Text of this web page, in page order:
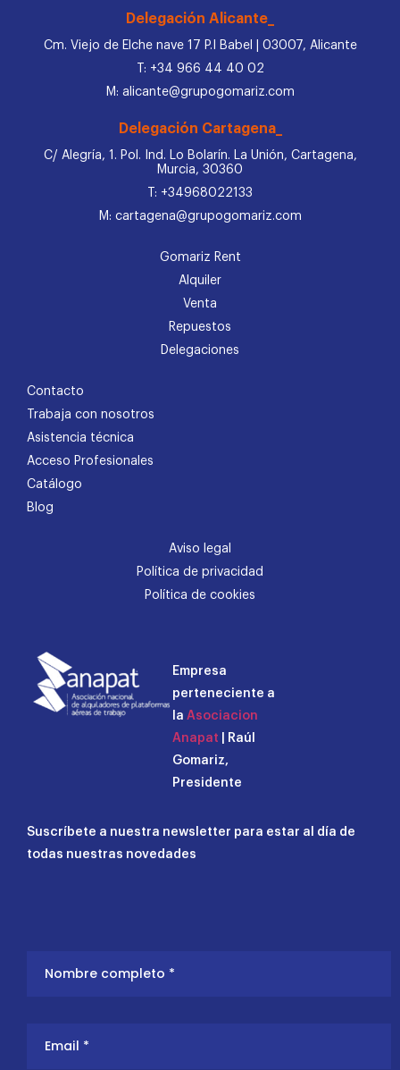
Delegación Alicante_
Cm. Viejo de Elche nave 17 P.I Babel | 03007, Alicante
T: +34 966 44 40 02
M: alicante@grupogomariz.com
Delegación Cartagena_
C/ Alegría, 1. Pol. Ind. Lo Bolarín. La Unión, Cartagena,
Murcia, 30360
T: +34968022133
M: cartagena@grupogomariz.com
Gomariz Rent
Alquiler
Venta
Repuestos
Delegaciones
Contacto
Trabaja con nosotros
Asistencia técnica
Acceso Profesionales
Catálogo
Blog
Aviso legal
Política de privacidad
Política de cookies
Empresa
perteneciente a
la Asociacion
Anapat | Raúl
Gomariz,
Presidente
Suscríbete a nuestra newsletter para estar al día de
todas nuestras novedades